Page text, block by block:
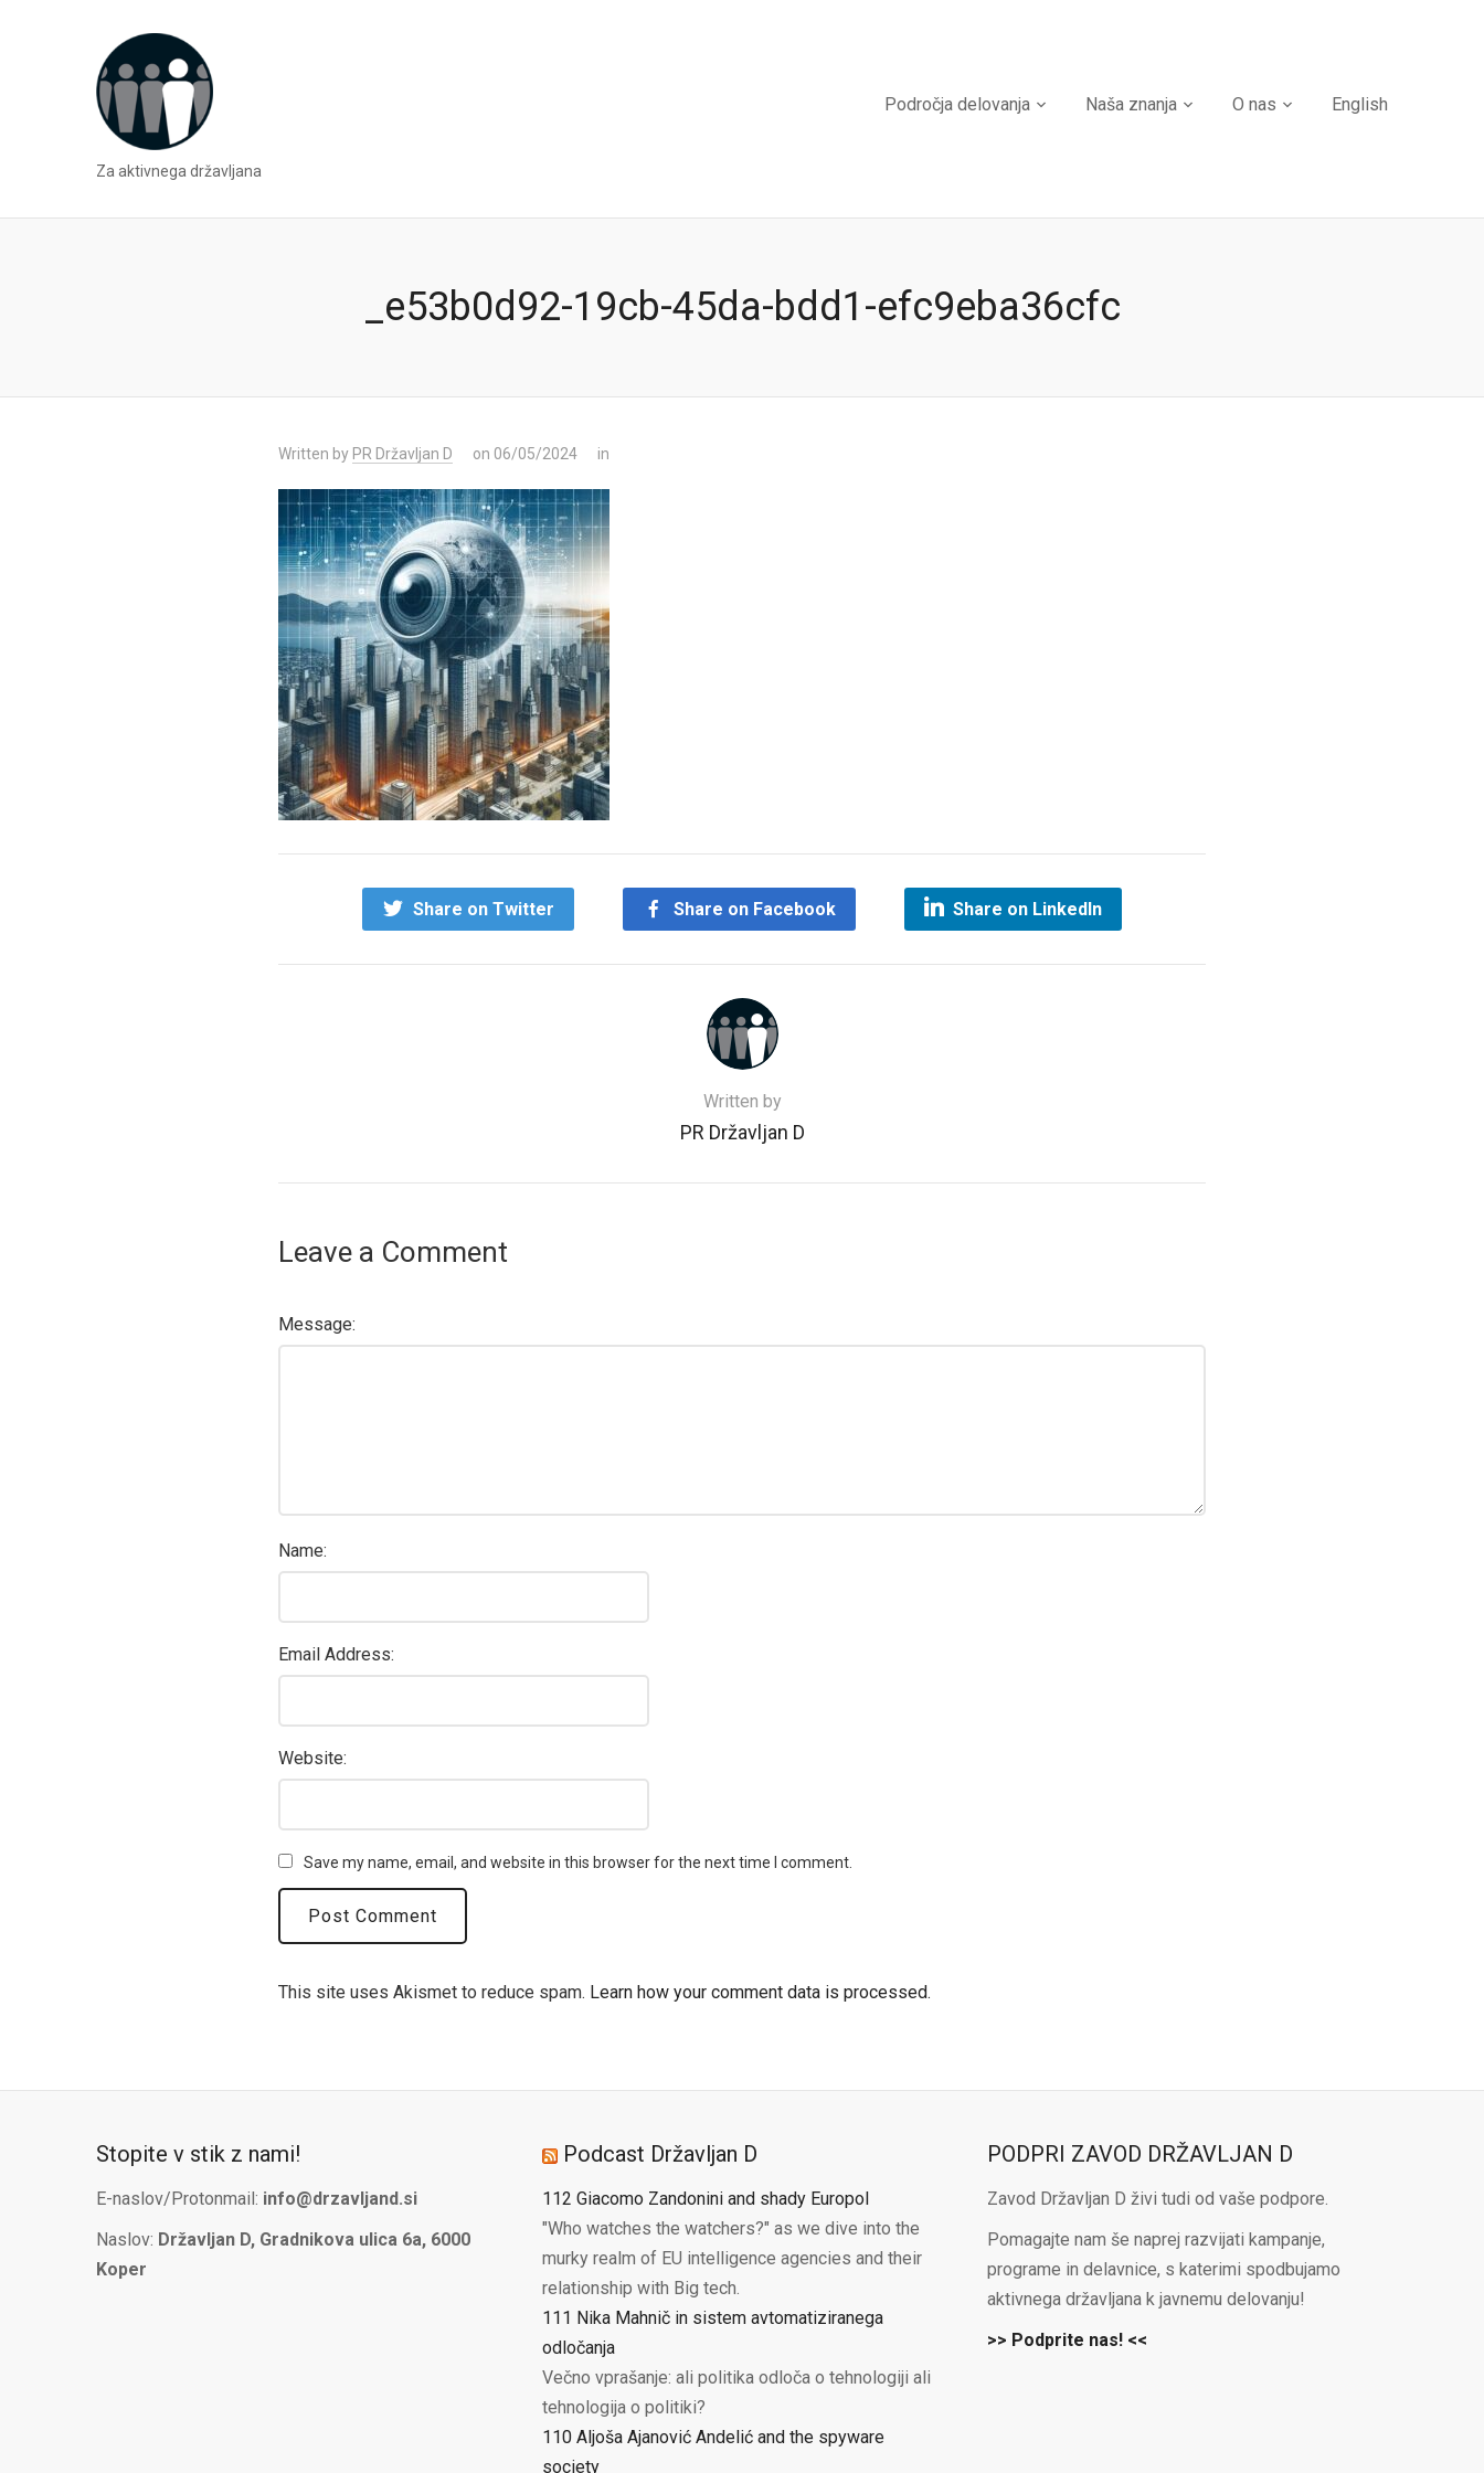
Za aktivnega državljana
Področja delovanja Naša znanja O nas English
_e53b0d92-19cb-45da-bdd1-efc9eba36cfc
Written by PR Državljan D on 06/05/2024 in
Share on Twitter Share on Facebook Share on LinkedIn
Written by
PR Državljan D
Leave a Comment
Message:
Name:
Email Address:
Website:
Save my name, email, and website in this browser for the next time I comment.
This site uses Akismet to reduce spam. Learn how your comment data is processed.
Stopite v stik z nami!
E-naslov/Protonmail: info@drzavljand.si
Naslov: Državljan D, Gradnikova ulica 6a, 6000
Koper
Podcast Državljan D
112 Giacomo Zandonini and shady Europol
"Who watches the watchers?" as we dive into the
murky realm of EU intelligence agencies and their
relationship with Big tech.
111 Nika Mahnič in sistem avtomatiziranega
odločanja
Večno vprašanje: ali politika odloča o tehnologiji ali
tehnologija o politiki?
110 Aljoša Ajanović Andelić and the spyware
society
PODPRI ZAVOD DRŽAVLJAN D
Zavod Državljan D živi tudi od vaše podpore.
Pomagajte nam še naprej razvijati kampanje,
programe in delavnice, s katerimi spodbujamo
aktivnega državljana k javnemu delovanju!
>> Podprite nas! <<